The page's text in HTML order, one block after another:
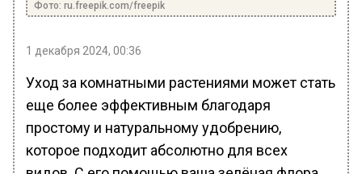
Фото: ru.freepik.com/freepik
1 декабря 2024, 00:36
Уход за комнатными растениями может стать
еще более эффективным благодаря
простому и натуральному удобрению,
которое подходит абсолютно для всех